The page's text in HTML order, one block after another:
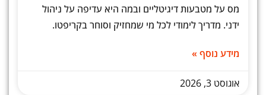
מס על מטבעות דיגיטליים ובמה היא עדיפה על ניהול
ידני. מדריך לימודי לכל מי שמחזיק וסוחר בקריפטו.
מידע נוסף »
אוגוסט 3, 2026